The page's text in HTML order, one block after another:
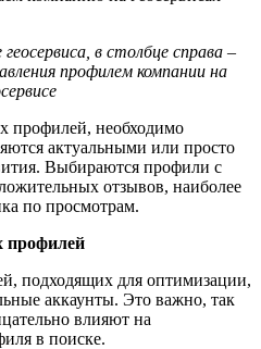
в столбце справа –
профилем компании на
профилей, необходимо
актуальными или просто
Выбираются профили с
отзывов, наиболее
по просмотрам.
профилей
подходящих для оптимизации,
аккаунты. Это важно, так
влияют на
в поиске.